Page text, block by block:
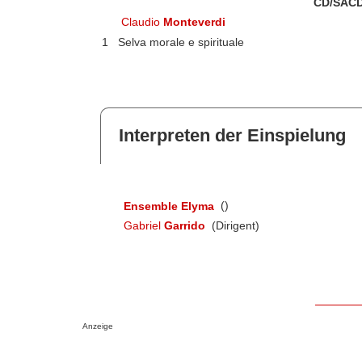
Claudio Monteverdi
1
Selva morale e spirituale
Interpreten der Einspielung
Ensemble Elyma ()
Gabriel Garrido (Dirigent)
Anzeige